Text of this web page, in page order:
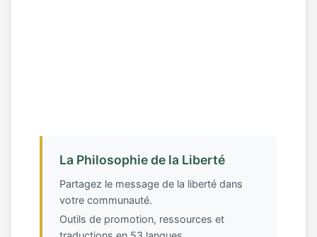
La Philosophie de la Liberté
Partagez le message de la liberté dans
votre communauté.
Outils de promotion, ressources et